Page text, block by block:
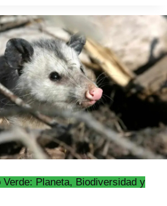
de
Yucatán
(Brachypelma
epicureanum)
Verde: Planeta, Biodiversidad y